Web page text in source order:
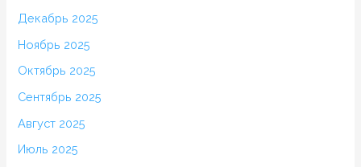
Декабрь 2025
Ноябрь 2025
Октябрь 2025
Сентябрь 2025
Август 2025
Июль 2025